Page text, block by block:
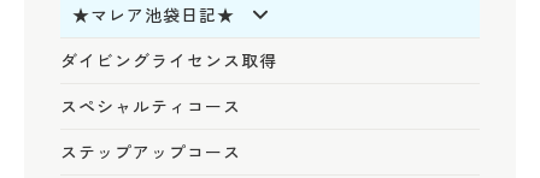
★マレア池袋日記★
ダイビングライセンス取得
スペシャルティコース
ステップアップコース